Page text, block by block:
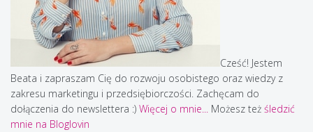
Cześć! Jestem
Beata i zapraszam Cię do rozwoju osobistego oraz wiedzy z
zakresu marketingu i przedsiębiorczości. Zachęcam do
dołączenia do newslettera :) Więcej o mnie... Możesz też śledzić
mnie na Bloglovin